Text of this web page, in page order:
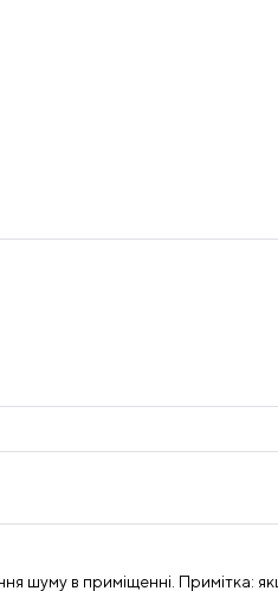
шуму в приміщенні. Примітка: